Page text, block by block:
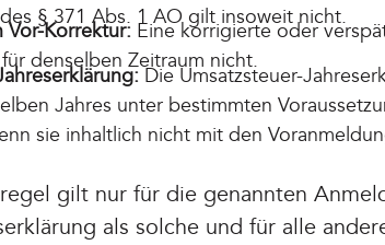
§ 371 Abs. 1 AO gilt insoweit nicht.
Vor-Korrektur: Eine korrigierte oder
denselben Zeitraum nicht.
Die Umsatzsteuer-
Jahres unter bestimmten
sie inhaltlich nicht mit den
gilt nur für die genannten
als solche und für alle